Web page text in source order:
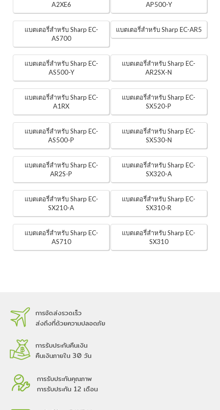
A2XE6
AP500-Y
แบตเตอรี่สำหรับ Sharp EC-
AS700
แบตเตอรี่สำหรับ Sharp EC-AR5
แบตเตอรี่สำหรับ Sharp EC-
AS500-Y
แบตเตอรี่สำหรับ Sharp EC-
AR2SX-N
แบตเตอรี่สำหรับ Sharp EC-
A1RX
แบตเตอรี่สำหรับ Sharp EC-
SX520-P
แบตเตอรี่สำหรับ Sharp EC-
AS500-P
แบตเตอรี่สำหรับ Sharp EC-
SX530-N
แบตเตอรี่สำหรับ Sharp EC-
AR2S-P
แบตเตอรี่สำหรับ Sharp EC-
SX320-A
แบตเตอรี่สำหรับ Sharp EC-
SX210-A
แบตเตอรี่สำหรับ Sharp EC-
SX310-R
แบตเตอรี่สำหรับ Sharp EC-
AS710
แบตเตอรี่สำหรับ Sharp EC-
SX310
การจัดส่งรวดเร็ว
ส่งถึงที่ด้วยความปลอดภัย
การรับประกันคืนเงิน
คืนเงินภายใน 30 วัน
การรับประกันคุณภาพ
การรับประกัน 12 เดือน